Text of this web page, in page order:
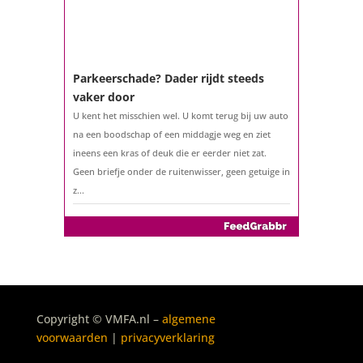
Parkeerschade? Dader rijdt steeds
vaker door
U kent het misschien wel. U komt terug bij uw auto
na een boodschap of een middagje weg en ziet
ineens een kras of deuk die er eerder niet zat.
Geen briefje onder de ruitenwisser, geen getuige in
z...
De belastingaangifte 2025
Het is weer zover: sinds 1 maart 2026 kunt u uw
Copyright © VMFA.nl – algemene
voorwaarden | privacyverklaring